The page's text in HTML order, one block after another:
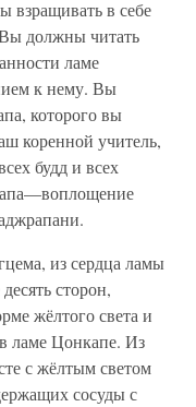
взращивать в себе
Вы должны читать
ламе
к нему. Вы
которого вы
коренной учитель,
будд и всех
из сердца ламы
сторон,
жёлтого света и
ламе Цонкапе. Из
с жёлтым светом
сосуды с